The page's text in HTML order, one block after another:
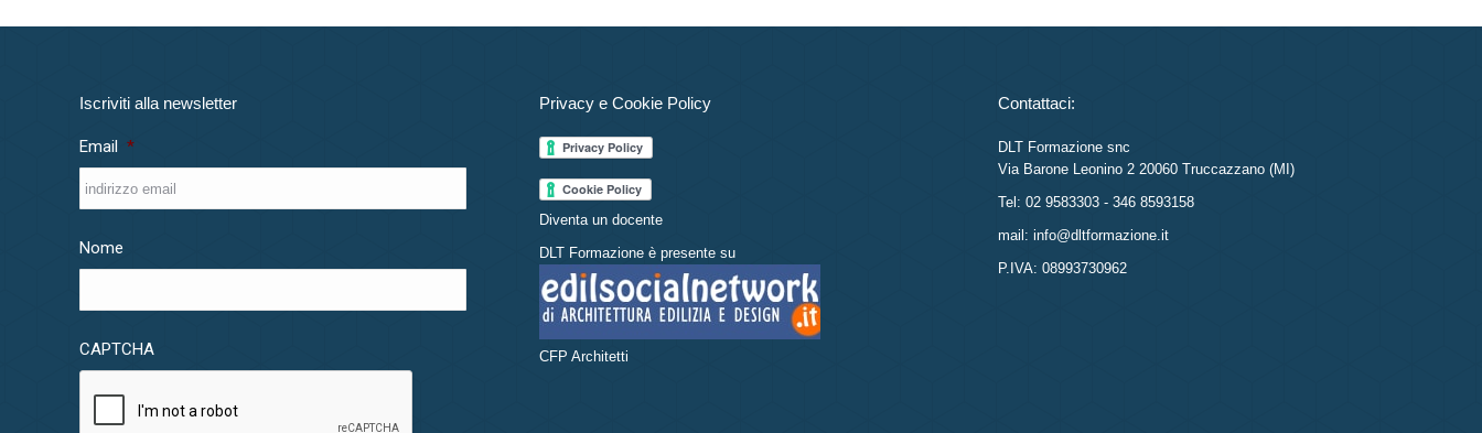
Iscriviti alla newsletter
Email *
Nome
CAPTCHA
Privacy e Cookie Policy
Diventa un docente
DLT Formazione è presente su
CFP Architetti
Contattaci:
DLT Formazione snc
Via Barone Leonino 2 20060 Truccazzano (MI)
Tel: 02 9583303 - 346 8593158
mail: info@dltformazione.it
P.IVA: 08993730962